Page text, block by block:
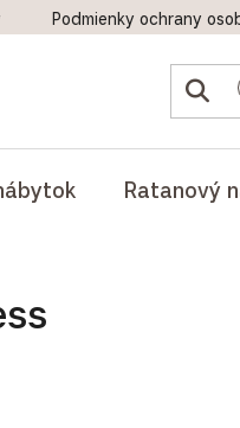
Podmienky ochrany
Ratanový